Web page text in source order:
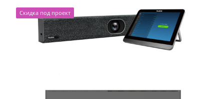
Скидка под проект